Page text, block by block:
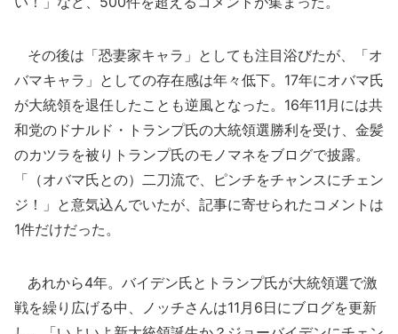
その後は「恐妻家キャラ」としても注目浴びたが、「オ
バマキャラ」としての存在感は年々低下。17年にオバマ氏
が大統領を退任したことも逆風となった。16年11月には共
和党のドナルド・トランプ氏の大統領選勝利を受け、金髪
のカツラを被りトランプ氏のモノマネをブログで披露。
「（オバマ氏との）二刀流で、ピンチをチャンスにチェン
ジ！」と意気込んでいたが、記事に寄せられたコメントは
1件だけだった。
あれから4年。バイデン氏とトランプ氏が大統領選で激
戦を繰り広げる中、ノッチさんは11月6日にブログを更新